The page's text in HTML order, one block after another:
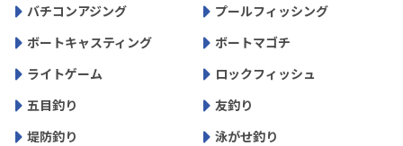
バチコンアジング
プールフィッシング
ボートキャスティング
ボートマゴチ
ライトゲーム
ロックフィッシュ
五目釣り
友釣り
堤防釣り
泳がせ釣り